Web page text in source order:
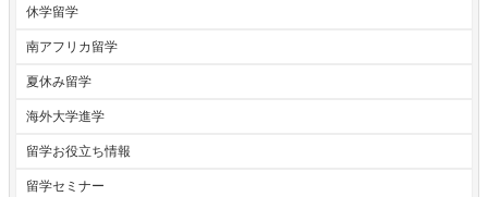
休学留学
南アフリカ留学
夏休み留学
海外大学進学
留学お役立ち情報
留学セミナー